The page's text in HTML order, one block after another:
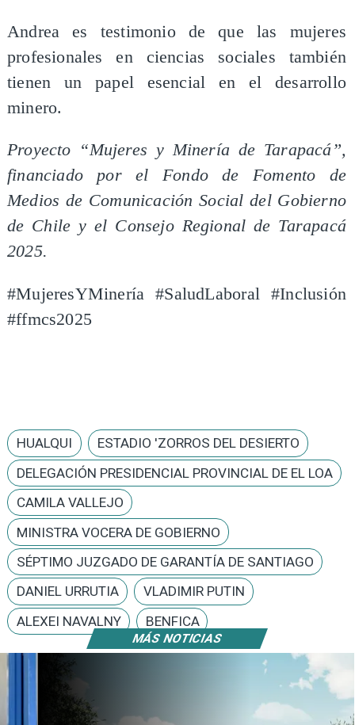
MÁS NOTICIAS
Andrea es testimonio de que las mujeres
profesionales en ciencias sociales también
tienen un papel esencial en el desarrollo
minero.
Proyecto “Mujeres y Minería de Tarapacá”,
financiado por el Fondo de Fomento de
Medios de Comunicación Social del Gobierno
de Chile y el Consejo Regional de Tarapacá
2025.
#MujeresYMinería #SaludLaboral #Inclusión
#ffmcs2025
HUALQUI
ESTADIO 'ZORROS DEL DESIERTO
DELEGACIÓN PRESIDENCIAL PROVINCIAL DE EL LOA
CAMILA VALLEJO
MINISTRA VOCERA DE GOBIERNO
SÉPTIMO JUZGADO DE GARANTÍA DE SANTIAGO
DANIEL URRUTIA
VLADIMIR PUTIN
ALEXEI NAVALNY
BENFICA